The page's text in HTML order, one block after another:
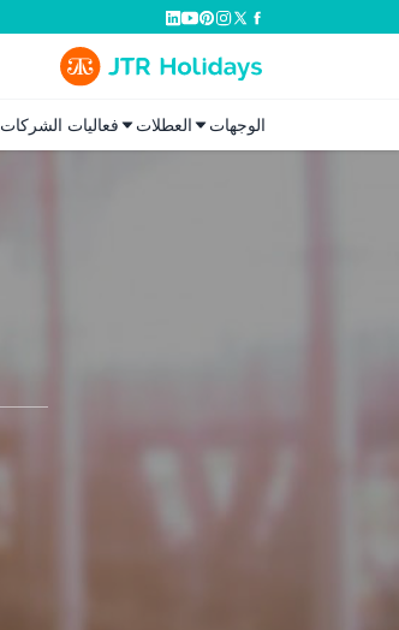
الوجهات العطلات فعاليات الشركات